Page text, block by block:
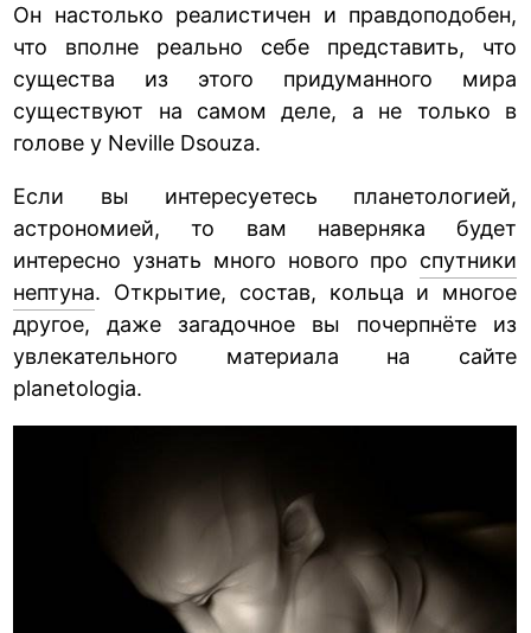
Он настолько реалистичен и правдоподобен,
что вполне реально себе представить, что
существа из этого придуманного мира
существуют на самом деле, а не только в
голове у Neville Dsouza.
Если вы интересуетесь планетологией,
астрономией, то вам наверняка будет
интересно узнать много нового про спутники
нептуна. Открытие, состав, кольца и многое
другое, даже загадочное вы почерпнёте из
увлекательного материала на сайте
planetologia.